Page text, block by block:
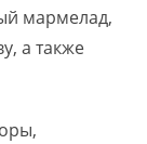
мармелад,
а также